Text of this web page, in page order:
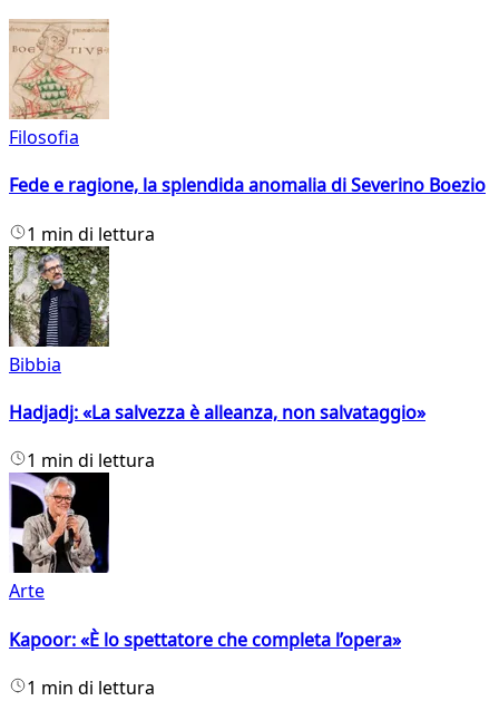
Filosofia
Fede e ragione, la splendida anomalia di Severino Boezio
1 min di lettura
Bibbia
Hadjadj: «La salvezza è alleanza, non salvataggio»
1 min di lettura
Arte
Kapoor: «È lo spettatore che completa l’opera»
1 min di lettura